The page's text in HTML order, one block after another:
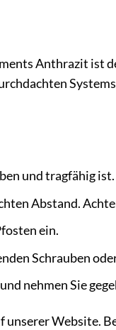
Anthrazit ist
und tragfähig ist.
Abstand.
ein.
Schrauben
nehmen Sie
Website.